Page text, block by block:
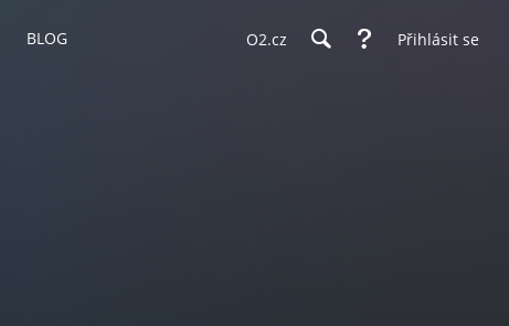
BLOG O2.cz Přihlásit se